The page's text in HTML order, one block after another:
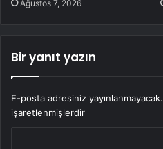
Ağustos 7, 2026
Bir yanıt yazın
E-posta adresiniz yayınlanmayacak.
işaretlenmişlerdir